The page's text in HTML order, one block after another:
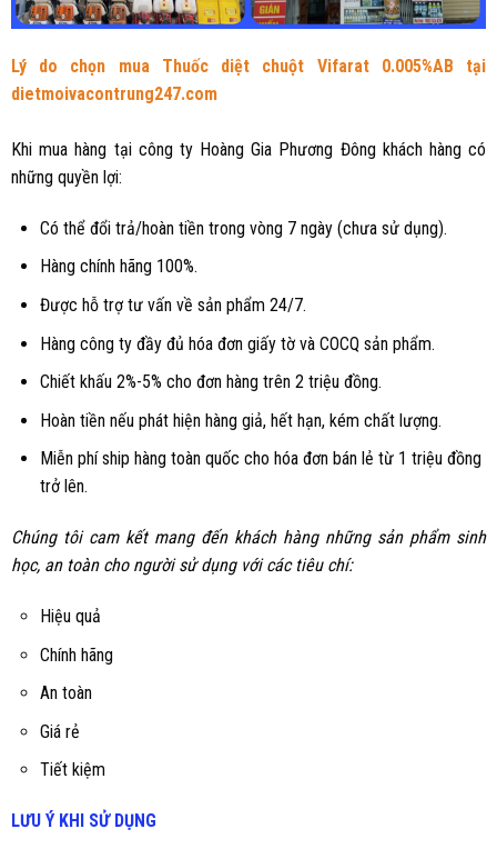
Lý do chọn mua Thuốc diệt chuột Vifarat 0.005%AB tại
dietmoivacontrung247.com
Khi mua hàng tại công ty Hoàng Gia Phương Đông khách hàng có
những quyền lợi:
Có thể đổi trả/hoàn tiền trong vòng 7 ngày (chưa sử dụng).
Hàng chính hãng 100%.
Được hỗ trợ tư vấn về sản phẩm 24/7.
Hàng công ty đầy đủ hóa đơn giấy tờ và COCQ sản phẩm.
Chiết khấu 2%-5% cho đơn hàng trên 2 triệu đồng.
Hoàn tiền nếu phát hiện hàng giả, hết hạn, kém chất lượng.
Miễn phí ship hàng toàn quốc cho hóa đơn bán lẻ từ 1 triệu đồng
trở lên.
Chúng tôi cam kết mang đến khách hàng những sản phẩm sinh
học, an toàn cho người sử dụng với các tiêu chí:
Hiệu quả
Chính hãng
An toàn
Giá rẻ
Tiết kiệm
LƯU Ý KHI SỬ DỤNG